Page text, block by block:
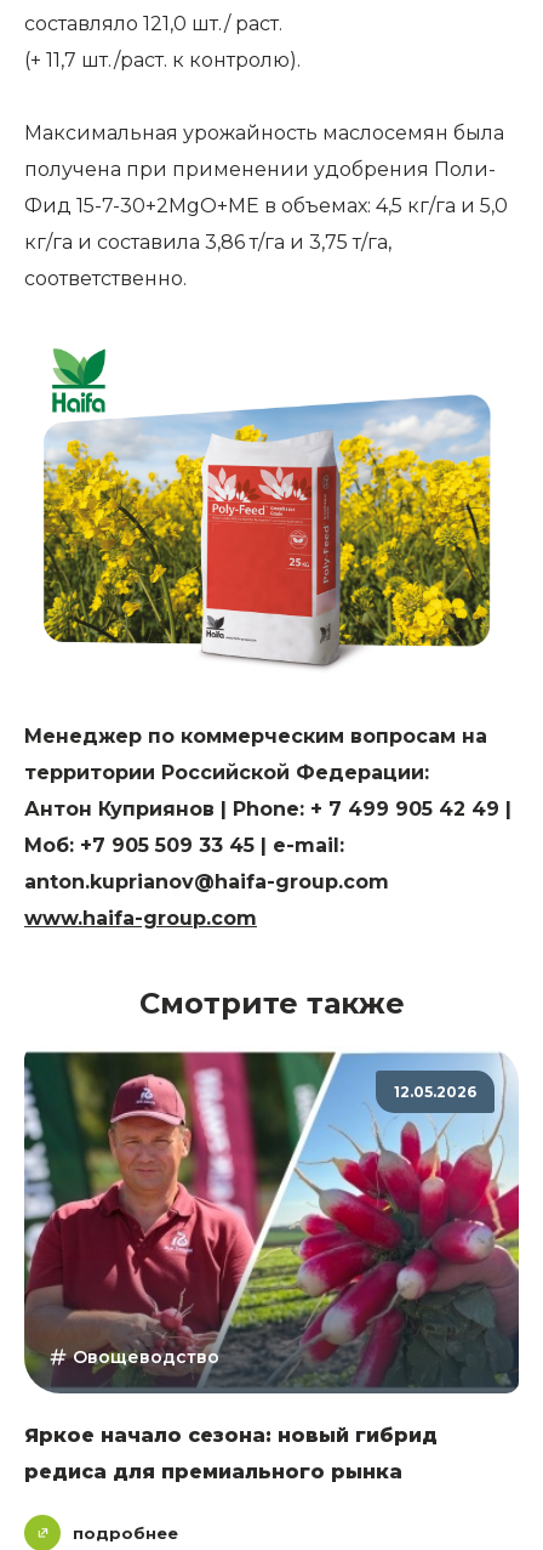
составляло 121,0 шт./ раст.
(+ 11,7 шт./раст. к контролю).
Максимальная урожайность маслосемян была
получена при применении удобрения Поли-
Фид 15-7-30+2MgO+ME в объемах: 4,5 кг/га и 5,0
кг/га и составила 3,86 т/га и 3,75 т/га,
соответственно.
Менеджер по коммерческим вопросам на
территории Российской Федерации:
Антон Куприянов | Phone: + 7 499 905 42 49 |
Моб: +7 905 509 33 45 | e-mail:
anton.kuprianov@haifa-group.com
www.haifa-group.com
Смотрите также
12.05.2026
Овощеводство
Яркое начало сезона: новый гибрид
редиса для премиального рынка
подробнее